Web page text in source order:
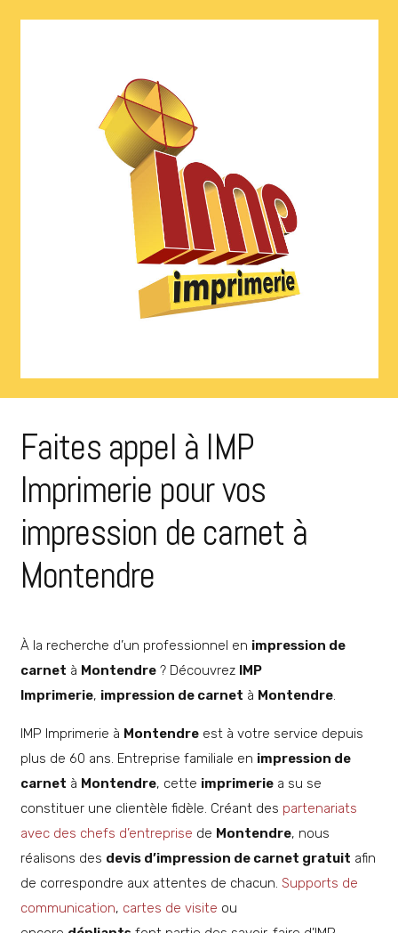
Faites appel à IMP
Imprimerie pour vos
impression de carnet à
Montendre
À la recherche d’un professionnel en impression de
carnet à Montendre? Découvrez IMP
Imprimerie, impression de carnet à Montendre.
IMP Imprimerie à Montendreest à votre service depuis
plus de 60 ans. Entreprise familiale en impression de
carnet à Montendre, cette imprimeriea su se
constituer une clientèle fidèle. Créant des partenariats
avec des chefs d’entreprise de Montendre, nous
réalisons des devis d’impression de carnet gratuit afin
de correspondre aux attentes de chacun. Supports de
communication, cartes de visite ou